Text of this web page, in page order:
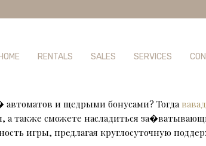
HOME RENTALS SALES SERVICES
и щедрыми бонусами? Тогда
также сможете насладиться
игры, предлагая круглосуточную